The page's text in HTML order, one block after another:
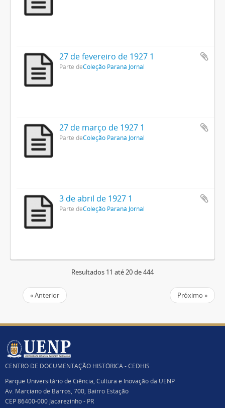
27 de fevereiro de 1927 1
Parte deColeção Paraná Jornal
27 de março de 1927 1
Parte deColeção Paraná Jornal
3 de abril de 1927 1
Parte deColeção Paraná Jornal
Resultados 11 até 20 de 444
« Anterior Próximo »
CENTRO DE DOCUMENTAÇÃO HISTÓRICA - CEDHIS
Parque Universitário de Ciência, Cultura e Inovação da UENP
Av. Marciano de Barros, 700, Bairro Estação
CEP 86400-000 Jacarezinho - PR